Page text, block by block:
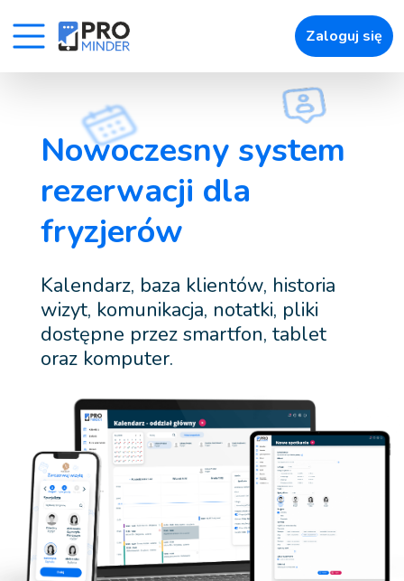
» Uroda
» Zwierzęta
» Łatwe umawianie wizyt
» Powiadomienia
» Zapisy online
» Raporty i Kokpity
» Pozostałe
Zaloguj się
Nowoczesny system
rezerwacji dla
fryzjerów
Kalendarz, baza klientów, historia
wizyt, komunikacja, notatki, pliki
dostępne przez smartfon, tablet
oraz komputer.